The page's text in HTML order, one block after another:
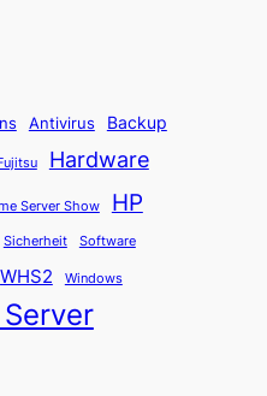
Antivirus Backup
Hardware
Server Show HP
Sicherheit Software
WHS2 Windows